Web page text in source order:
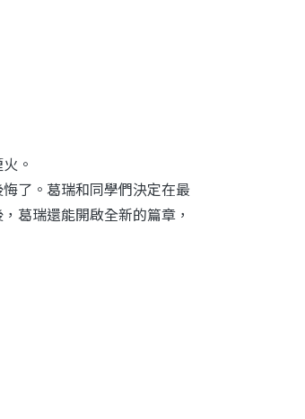
。
了。葛瑞和同學們決定在最
葛瑞還能開啟全新的篇章，